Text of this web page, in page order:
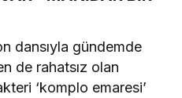
dansıyla gündemde
de rahatsız olan
‘komplo emaresi’